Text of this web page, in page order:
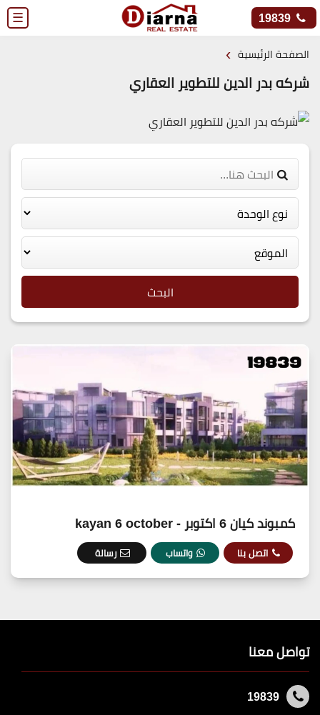
☰ 19839
الصفحة الرئيسية ›
شركه بدر الدين للتطوير العقاري
البحث
كمبوند كيان 6 اكتوبر - kayan 6 october
اتصل بنا واتساب رسالة
تواصل معنا
19839